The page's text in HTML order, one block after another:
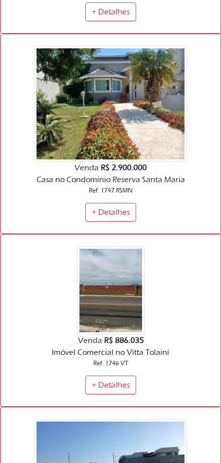
+ Detalhes
Venda R$ 2.900.000
Casa no Condomínio Reserva Santa Maria
Ref. 1747 RSMN
+ Detalhes
Venda R$ 886.035
Imóvel Comercial no Vitta Tolaini
Ref. 1746 VT
+ Detalhes